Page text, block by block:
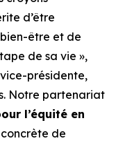
d’être
être et de
de sa vie »,
présidente,
Notre partenariat
l’équité en
de